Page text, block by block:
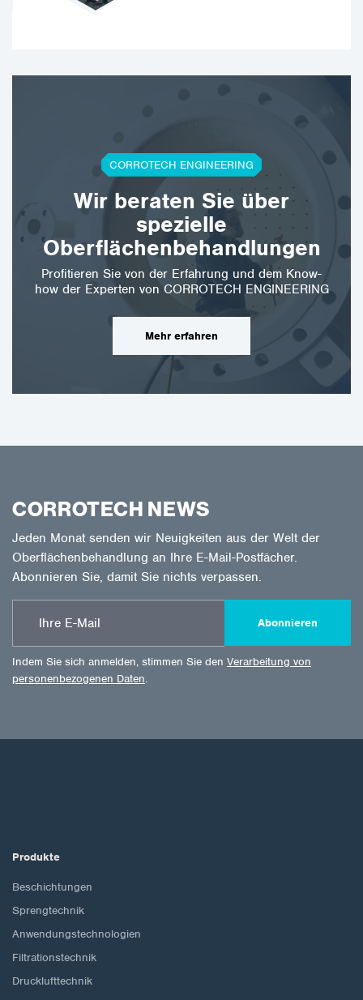
CORROTECH ENGINEERING
Wir beraten Sie über
spezielle
Oberflächenbehandlungen
Profitieren Sie von der Erfahrung und dem Know-
how der Experten von CORROTECH ENGINEERING
Mehr erfahren
CORROTECH NEWS
Jeden Monat senden wir Neuigkeiten aus der Welt der
Oberflächenbehandlung an Ihre E-Mail-Postfächer.
Abonnieren Sie, damit Sie nichts verpassen.
Abonnieren
Indem Sie sich anmelden, stimmen Sie den Verarbeitung von
personenbezogenen Daten.
Produkte
Beschichtungen
Sprengtechnik
Anwendungstechnologien
Filtrationstechnik
Drucklufttechnik